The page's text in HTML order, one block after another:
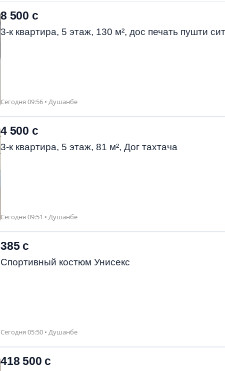
8 500 с
3-к квартира, 5 этаж, 130 м², дос печать пушти
Сегодня 09:56 • Душанбе
4 500 с
3-к квартира, 5 этаж, 81 м², Дог тахтача
Сегодня 09:51 • Душанбе
385 с
Спортивный костюм Унисекс
Сегодня 05:50 • Душанбе
418 500 с